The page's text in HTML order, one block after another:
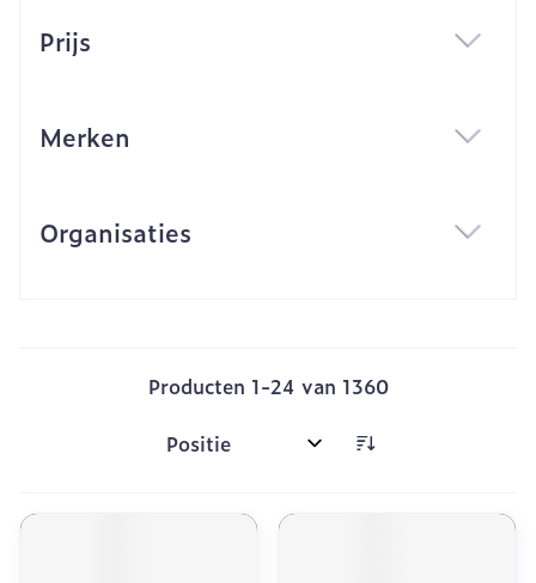
Prijs
Merken
Organisaties
Producten 1-24 van 1360
Sorteer op: